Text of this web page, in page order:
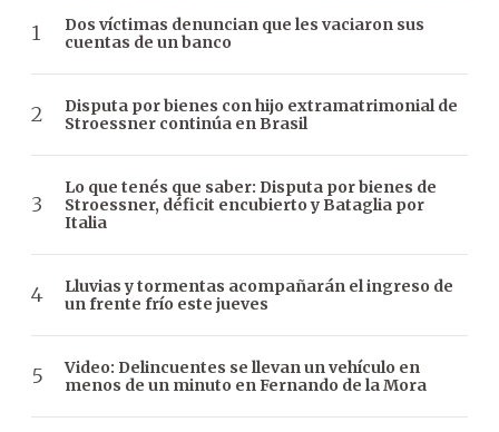
Dos víctimas denuncian que les vaciaron sus
cuentas de un banco
Disputa por bienes con hijo extramatrimonial de
Stroessner continúa en Brasil
Lo que tenés que saber: Disputa por bienes de
Stroessner, déficit encubierto y Bataglia por
Italia
Lluvias y tormentas acompañarán el ingreso de
un frente frío este jueves
Video: Delincuentes se llevan un vehículo en
menos de un minuto en Fernando de la Mora